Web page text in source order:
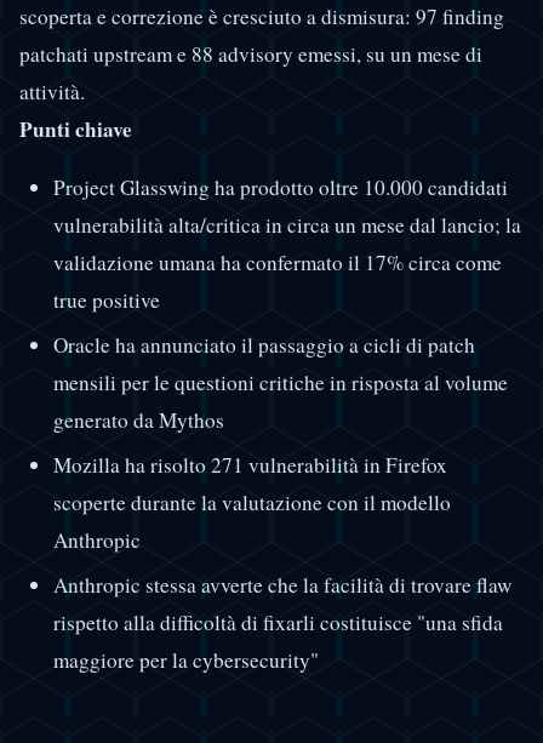
scoperta e correzione è cresciuto a dismisura: 97 finding
patchati upstream e 88 advisory emessi, su un mese di
attività.
Punti chiave
Project Glasswing ha prodotto oltre 10.000 candidati
vulnerabilità alta/critica in circa un mese dal lancio; la
validazione umana ha confermato il 17% circa come
true positive
Oracle ha annunciato il passaggio a cicli di patch
mensili per le questioni critiche in risposta al volume
generato da Mythos
Mozilla ha risolto 271 vulnerabilità in Firefox
scoperte durante la valutazione con il modello
Anthropic
Anthropic stessa avverte che la facilità di trovare flaw
rispetto alla difficoltà di fixarli costituisce "una sfida
maggiore per la cybersecurity"